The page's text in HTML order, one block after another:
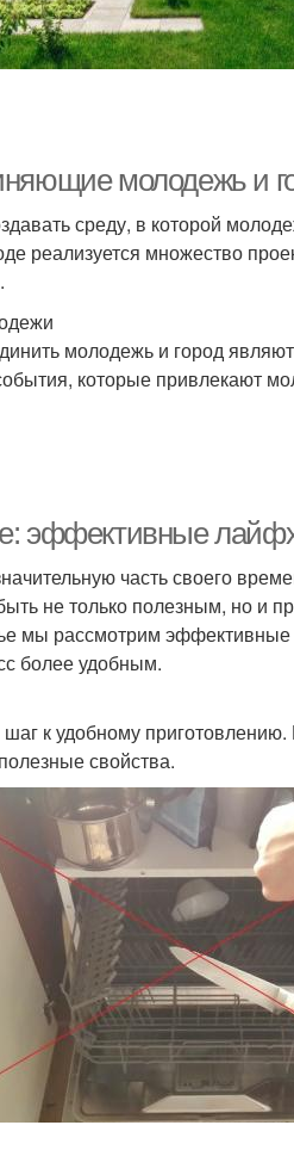
молодежь и
среду, в которой
реализуется множество
молодежь и город
которые привлекают
эффективные
часть своего
не только полезным, но и
мы рассмотрим эффективные
более удобным.
к удобному
свойства.